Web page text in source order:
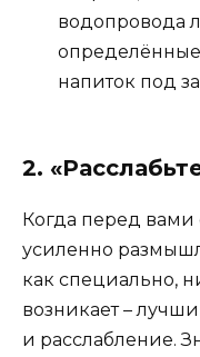
водопровода
напиток под
2.
Когда перед вами
усиленно
как специально,
возникает –
и расслабление.